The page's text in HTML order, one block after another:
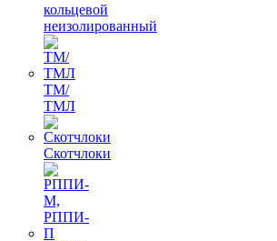
кольцевой
неизолированный
ТМ/
ТМЛ
Скотчлоки